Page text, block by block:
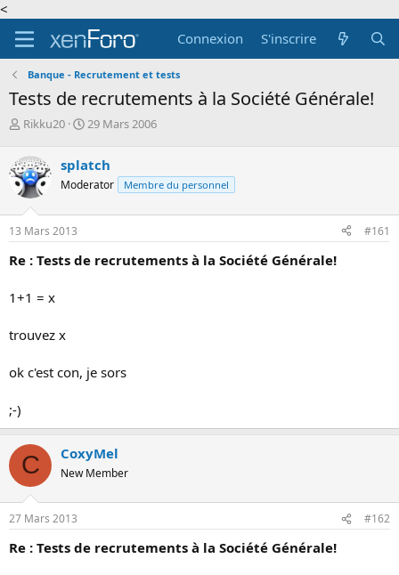
<
Connexion
S'inscrire
Banque - Recrutement et tests
Tests de recrutements à la Société Générale!
A
t
e
u
r
d
e
a
i
c
s
n
Rikku20
D
e
d
d
u
29 Mars 2006
splatch
Moderator Membre du personnel
13 Mars 2013 #161
Re : Tests de recrutements à la Société Générale!
1+1 = x
trouvez x
ok c'est con, je sors
;-)
C CoxyMel
New Member
27 Mars 2013 #162
Re : Tests de recrutements à la Société Générale!